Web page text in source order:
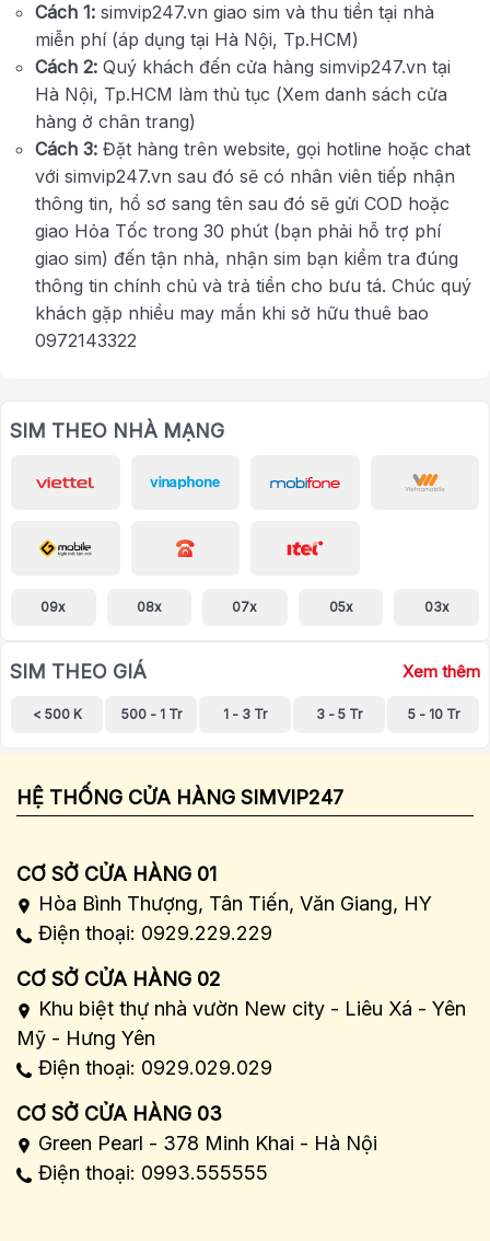
Cách 1: simvip247.vn giao sim và thu tiền tại nhà
miễn phí (áp dụng tại Hà Nội, Tp.HCM)
Cách 2: Quý khách đến cửa hàng simvip247.vn tại
Hà Nội, Tp.HCM làm thủ tục (Xem danh sách cửa
hàng ở chân trang)
Cách 3: Đặt hàng trên website, gọi hotline hoặc chat
với simvip247.vn sau đó sẽ có nhân viên tiếp nhận
thông tin, hồ sơ sang tên sau đó sẽ gửi COD hoặc
giao Hỏa Tốc trong 30 phút (bạn phải hỗ trợ phí
giao sim) đến tận nhà, nhận sim bạn kiểm tra đúng
thông tin chính chủ và trả tiền cho bưu tá. Chúc quý
khách gặp nhiều may mắn khi sở hữu thuê bao
0972143322
SIM THEO NHÀ MẠNG
09x 08x 07x 05x 03x
SIM THEO GIÁ Xem thêm
< 500 K 500 - 1 Tr 1 - 3 Tr 3 - 5 Tr 5 - 10 Tr
HỆ THỐNG CỬA HÀNG SIMVIP247
CƠ SỞ CỬA HÀNG 01
Hòa Bình Thượng, Tân Tiến, Văn Giang, HY
Điện thoại: 0929.229.229
CƠ SỞ CỬA HÀNG 02
Khu biệt thự nhà vườn New city - Liêu Xá - Yên
Mỹ - Hưng Yên
Điện thoại: 0929.029.029
CƠ SỞ CỬA HÀNG 03
Green Pearl - 378 Minh Khai - Hà Nội
Điện thoại: 0993.555555